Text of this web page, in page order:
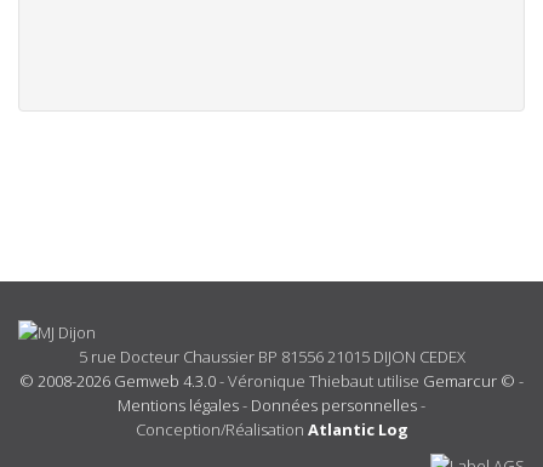
5 rue Docteur Chaussier BP 81556 21015 DIJON CEDEX
© 2008-2026 Gemweb 4.3.0- Véronique Thiebaut utilise Gemarcur © -
Mentions légales- Données personnelles-
Conception/Réalisation Atlantic Log